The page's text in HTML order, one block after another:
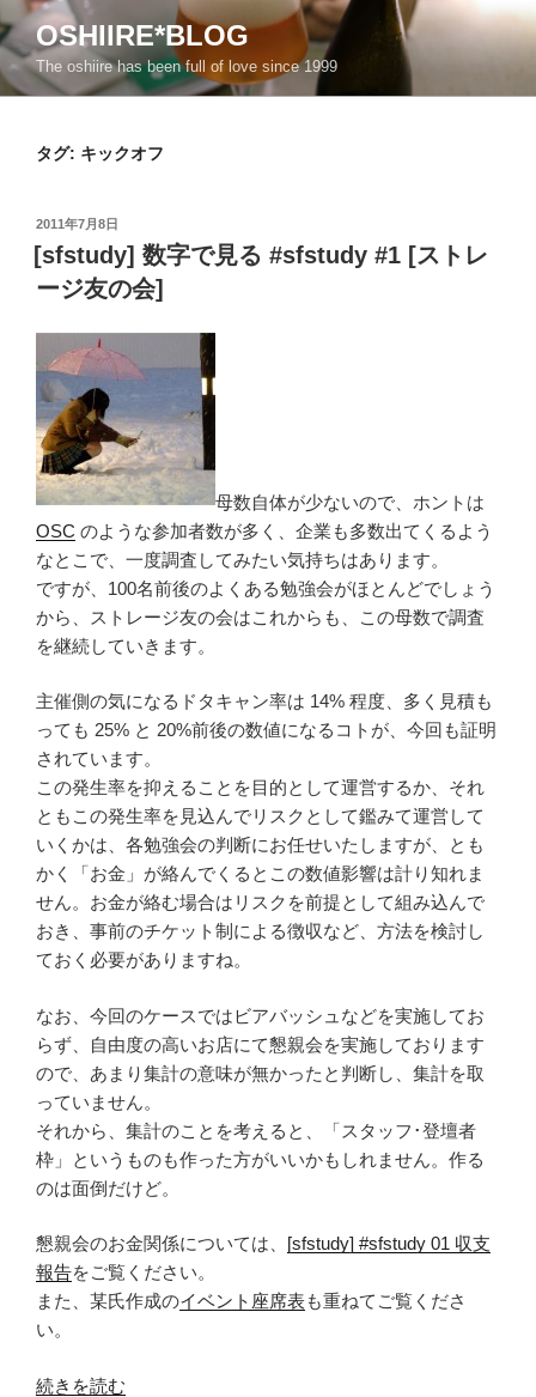
ン
テ
ン
OSHIIRE*BLOG
The oshiire has been full of love since 1999
タグ: キックオフ
投
稿
日:
2011年7月8日
[sfstudy] 数字で見る #sfstudy #1 [ストレ
ージ友の会]
母数自体が少ないので、ホントは
OSC のような参加者数が多く、企業も多数出てくるよう
なとこで、一度調査してみたい気持ちはあります。
ですが、100名前後のよくある勉強会がほとんどでしょう
から、ストレージ友の会はこれからも、この母数で調査
を継続していきます。
主催側の気になるドタキャン率は 14% 程度、多く見積も
っても 25% と 20%前後の数値になるコトが、今回も証明
されています。
この発生率を抑えることを目的として運営するか、それ
ともこの発生率を見込んでリスクとして鑑みて運営して
いくかは、各勉強会の判断にお任せいたしますが、とも
かく「お金」が絡んでくるとこの数値影響は計り知れま
せん。お金が絡む場合はリスクを前提として組み込んで
おき、事前のチケット制による徴収など、方法を検討し
ておく必要がありますね。
なお、今回のケースではビアバッシュなどを実施してお
らず、自由度の高いお店にて懇親会を実施しております
ので、あまり集計の意味が無かったと判断し、集計を取
っていません。
それから、集計のことを考えると、「スタッフ･登壇者
枠」というものも作った方がいいかもしれません。作る
のは面倒だけど。
懇親会のお金関係については、 [sfstudy] #sfstudy 01 収支
報告をご覧ください。
また、某氏作成のイベント座席表も重ねてご覧くださ
い。
“[sfstudy]
続きを読む